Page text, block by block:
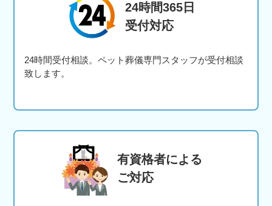
24時間365日
受付対応
24時間受付相談。ペット葬儀専門スタッフが受付相談
致します。
有資格者による
ご対応